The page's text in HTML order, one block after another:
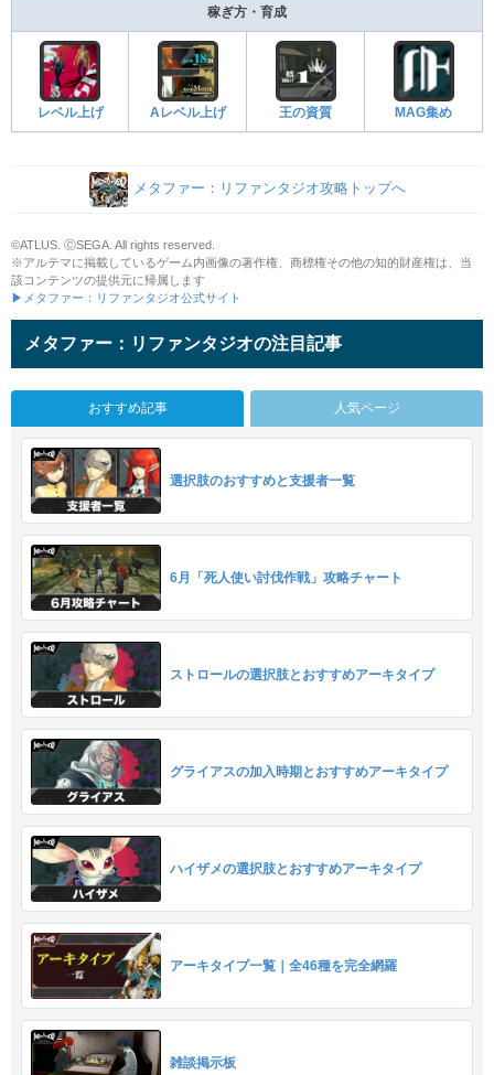
稼ぎ方・育成
レベル上げ Aレベル上げ 王の資質 MAG集め
メタファー：リファンタジオ攻略トップへ
©ATLUS. ⒸSEGA. All rights reserved.
※アルテマに掲載しているゲーム内画像の著作権、商標権その他の知的財産権は、当
該コンテンツの提供元に帰属します
▶メタファー：リファンタジオ公式サイト
メタファー：リファンタジオの注目記事
おすすめ記事 人気ページ
選択肢のおすすめと支援者一覧
6月「死人使い討伐作戦」攻略チャート
ストロールの選択肢とおすすめアーキタイプ
グライアスの加入時期とおすすめアーキタイプ
ハイザメの選択肢とおすすめアーキタイプ
アーキタイプ一覧｜全46種を完全網羅
雑談掲示板